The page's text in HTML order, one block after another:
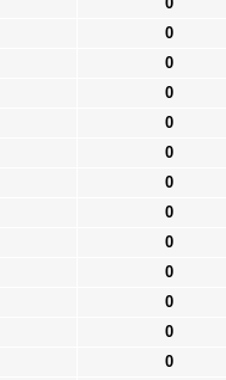
0
0
0
0
0
0
0
0
0
0
0
0